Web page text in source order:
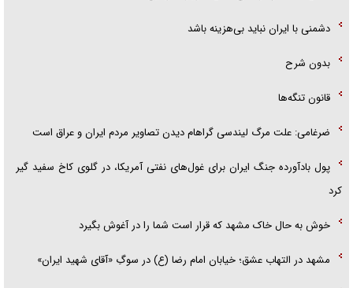
دشمنی با ایران نباید بی‌هزینه باشد
بدون شرح
قانون تنگه‌ها
ضرغامی: علت مرگ لیندسی گراهام دیدن تصاویر مردم ایران و عراق است
پول بادآورده جنگ ایران برای غول‌های نفتی آمریکا، در گلوی کاخ سفید گیر
کرد
خوش به حال خاک مشهد که قرار است شما را در آغوش بگیرد
مشهد در التهاب عشق؛ خیابان امام رضا (ع) در سوگِ «آقای شهید ایران»